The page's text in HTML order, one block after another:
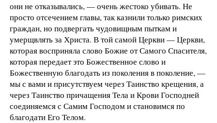
они не отказывались, — очень жестоко убивать. Не
просто отсечением главы, так казнили только римских
граждан, но подвергать чудовищным пыткам и
умерщвлять за Христа. В той самой Церкви — Церкви,
которая восприняла слово Божие от Самого Спасителя,
которая передает это Божественное слово и
Божественную благодать из поколения в поколение, —
мы с вами и присутствуем через Таинство крещения, а
через Таинство причащения Тела и Крови Господней
соединяемся с Самим Господом и становимся по
благодати Его Телом.